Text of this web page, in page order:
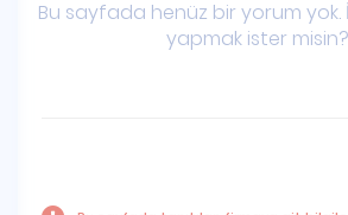
Bu sayfada henüz bir yorum yok.
yapmak ister misin?